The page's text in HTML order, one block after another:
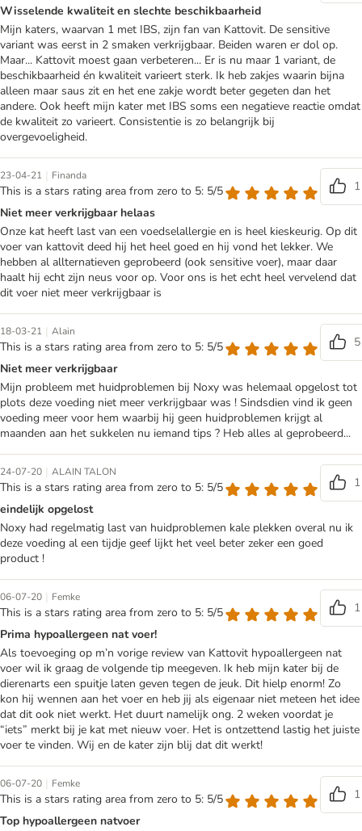
Wisselende kwaliteit en slechte beschikbaarheid
Mijn katers, waarvan 1 met IBS, zijn fan van Kattovit. De sensitive
variant was eerst in 2 smaken verkrijgbaar. Beiden waren er dol op.
Maar... Kattovit moest gaan verbeteren... Er is nu maar 1 variant, de
beschikbaarheid én kwaliteit varieert sterk. Ik heb zakjes waarin bijna
alleen maar saus zit en het ene zakje wordt beter gegeten dan het
andere. Ook heeft mijn kater met IBS soms een negatieve reactie omdat
de kwaliteit zo varieert. Consistentie is zo belangrijk bij
overgevoeligheid.
23-04-21 | Finanda
This is a stars rating area from zero to 5: 5/5
1
Niet meer verkrijgbaar helaas
Onze kat heeft last van een voedselallergie en is heel kieskeurig. Op dit
voer van kattovit deed hij het heel goed en hij vond het lekker. We
hebben al allternatieven geprobeerd (ook sensitive voer), maar daar
haalt hij echt zijn neus voor op. Voor ons is het echt heel vervelend dat
dit voer niet meer verkrijgbaar is
18-03-21 | Alain
This is a stars rating area from zero to 5: 5/5
5
Niet meer verkrijgbaar
Mijn probleem met huidproblemen bij Noxy was helemaal opgelost tot
plots deze voeding niet meer verkrijgbaar was ! Sindsdien vind ik geen
voeding meer voor hem waarbij hij geen huidproblemen krijgt al
maanden aan het sukkelen nu iemand tips ? Heb alles al geprobeerd...
24-07-20 | ALAIN TALON
This is a stars rating area from zero to 5: 5/5
1
eindelijk opgelost
Noxy had regelmatig last van huidproblemen kale plekken overal nu ik
deze voeding al een tijdje geef lijkt het veel beter zeker een goed
product !
06-07-20 | Femke
This is a stars rating area from zero to 5: 5/5
1
Prima hypoallergeen nat voer!
Als toevoeging op m’n vorige review van Kattovit hypoallergeen nat
voer wil ik graag de volgende tip meegeven. Ik heb mijn kater bij de
dierenarts een spuitje laten geven tegen de jeuk. Dit hielp enorm! Zo
kon hij wennen aan het voer en heb jij als eigenaar niet meteen het idee
dat dit ook niet werkt. Het duurt namelijk ong. 2 weken voordat je
“iets” merkt bij je kat met nieuw voer. Het is ontzettend lastig het juiste
voer te vinden. Wij en de kater zijn blij dat dit werkt!
06-07-20 | Femke
This is a stars rating area from zero to 5: 5/5
1
Top hypoallergeen natvoer